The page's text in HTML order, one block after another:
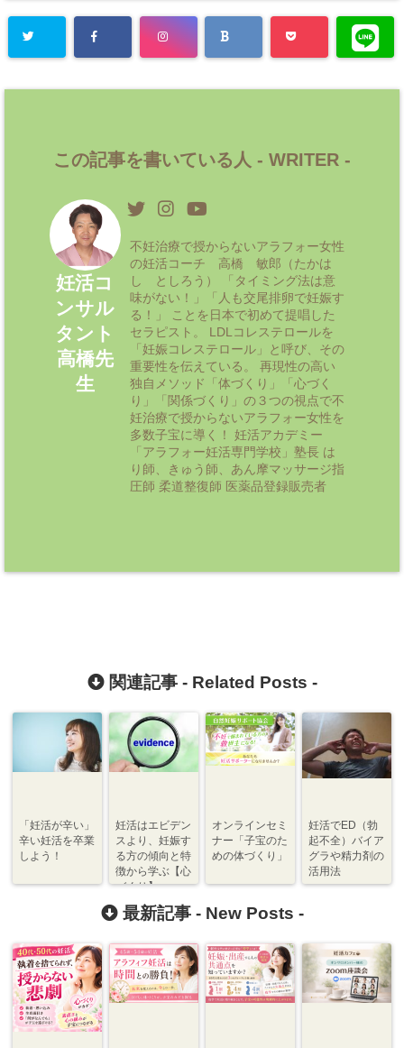
この記事を書いている人 - WRITER -
妊活コ
ンサル
タント
高橋先
生
不妊治療で授からないアラフォー女性
の妊活コーチ 高橋 敏郎（たかは
し としろう） 「タイミング法は意
味がない！」「人も交尾排卵で妊娠す
る！」 ことを日本で初めて提唱した
セラピスト。 LDLコレステロールを
「妊娠コレステロール」と呼び、その
重要性を伝えている。 再現性の高い
独自メソッド「体づくり」「心づく
り」「関係づくり」の３つの視点で不
妊治療で授からないアラフォー女性を
多数子宝に導く！ 妊活アカデミー
「アラフォー妊活専門学校」塾長 は
り師、きゅう師、あん摩マッサージ指
圧師 柔道整復師 医薬品登録販売者
関連記事 - Related Posts -
「妊活が辛い」
辛い妊活を卒業
しよう！
妊活はエビデン
スより、妊娠す
る方の傾向と特
徴から学ぶ【心
づくり】
オンラインセミ
ナー「子宝のた
めの体づくり」
妊活でED（勃
起不全）バイア
グラや精力剤の
活用法
最新記事 - New Posts -